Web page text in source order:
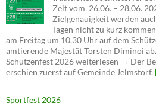
Zeit vom 26.06. – 28.06.
Zielgenauigkeit werden
Tagen nicht zu kurz
am Freitag um 10.30 Uhr auf dem
amtierende Majestät Torsten Diminoi
Schützenfest 2026 weiterlesen → Der
erschien zuerst auf Gemeinde Jelmstorf.
Sportfest 2026